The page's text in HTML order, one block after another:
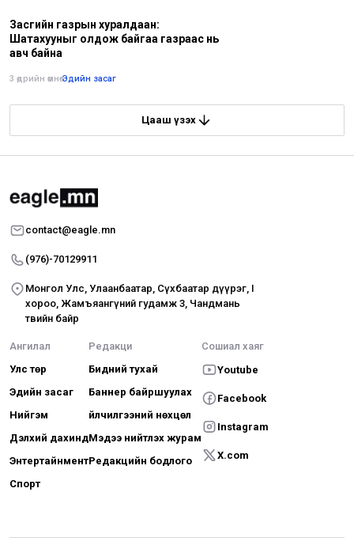
Засгийн газрын хуралдаан:
Шатахууныг олдож байгаа газраас нь
авч байна
3 өдрийн өмнө•Эдийн засаг
Цааш үзэх
contact@eagle.mn
(976)-70129911
Монгол Улс, Улаанбаатар, Сүхбаатар дүүрэг, I
хороо, Жамъяангүний гудамж 3, Чандмань
төвийн байр
Ангилал
Улс төр
Эдийн засаг
Нийгэм
Дэлхий дахинд
Энтертайнмент
Спорт
Редакци
Бидний тухай
Баннер байршуулах
Үйлчилгээний нөхцөл
Мэдээ нийтлэх журам
Редакцийн бодлого
Сошиал хаяг
Youtube
Facebook
Instagram
X.com